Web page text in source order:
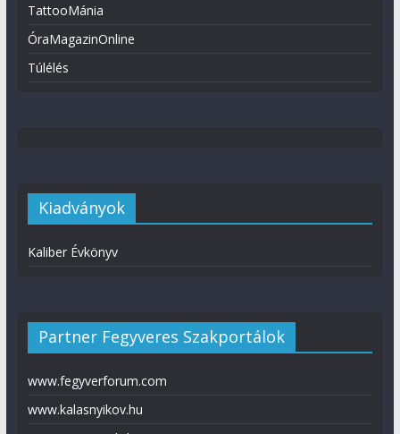
TattooMánia
ÓraMagazinOnline
Túlélés
Kiadványok
Kaliber Évkönyv
Partner Fegyveres Szakportálok
www.fegyverforum.com
www.kalasnyikov.hu